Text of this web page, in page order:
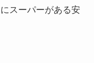
スーパーがある安